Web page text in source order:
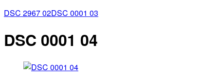
DSC 2967 02DSC 0001 03
DSC 0001 04